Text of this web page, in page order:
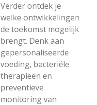
Verder ontdek je
welke ontwikkelingen
de toekomst mogelijk
brengt. Denk aan
gepersonaliseerde
voeding, bacteriële
therapieën en
preventieve
monitoring van